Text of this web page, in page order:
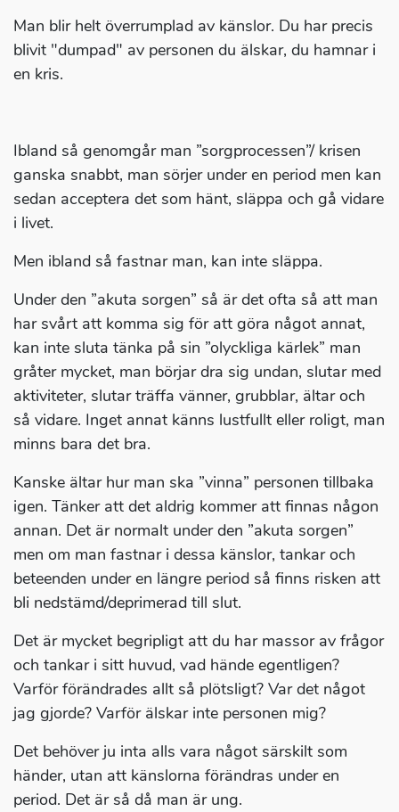
Man blir helt överrumplad av känslor. Du har precis
blivit "dumpad" av personen du älskar, du hamnar i
en kris.
Ibland så genomgår man ”sorgprocessen”/ krisen
ganska snabbt, man sörjer under en period men kan
sedan acceptera det som hänt, släppa och gå vidare
i livet.
Men ibland så fastnar man, kan inte släppa.
Under den ”akuta sorgen” så är det ofta så att man
har svårt att komma sig för att göra något annat,
kan inte sluta tänka på sin ”olyckliga kärlek” man
gråter mycket, man börjar dra sig undan, slutar med
aktiviteter, slutar träffa vänner, grubblar, ältar och
så vidare. Inget annat känns lustfullt eller roligt, man
minns bara det bra.
Kanske ältar hur man ska ”vinna” personen tillbaka
igen. Tänker att det aldrig kommer att finnas någon
annan. Det är normalt under den ”akuta sorgen”
men om man fastnar i dessa känslor, tankar och
beteenden under en längre period så finns risken att
bli nedstämd/deprimerad till slut.
Det är mycket begripligt att du har massor av frågor
och tankar i sitt huvud, vad hände egentligen?
Varför förändrades allt så plötsligt? Var det något
jag gjorde? Varför älskar inte personen mig?
Det behöver ju inta alls vara något särskilt som
händer, utan att känslorna förändras under en
period. Det är så då man är ung.